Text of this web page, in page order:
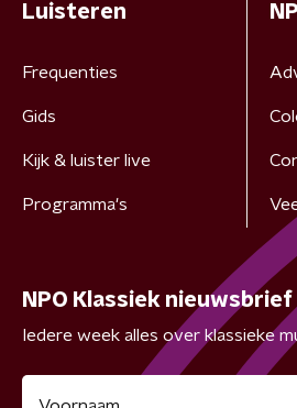
Luisteren
Frequenties
Gids
Kijk & luister live
Programma's
NPO Klassiek nieuwsbrief
Iedere week alles over klassieke